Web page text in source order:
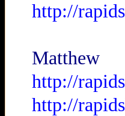
http://
Matthew
http://
http://